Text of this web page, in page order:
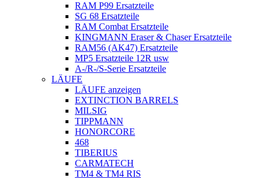
RAM P99 Ersatzteile
SG 68 Ersatzteile
RAM Combat Ersatzteile
KINGMANN Eraser & Chaser Ersatzteile
RAM56 (AK47) Ersatzteile
MP5 Ersatzteile 12R usw
A-/R-/S-Serie Ersatzteile
LÄUFE
LÄUFE anzeigen
EXTINCTION BARRELS
MILSIG
TIPPMANN
HONORCORE
468
TIBERIUS
CARMATECH
TM4 & TM4 RIS